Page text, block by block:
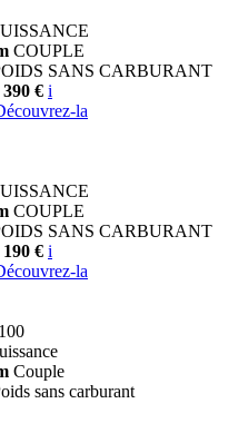
COUPLE
SANS CARBURANT
€ i
la
COUPLE
SANS CARBURANT
€ i
la
Couple
sans carburant